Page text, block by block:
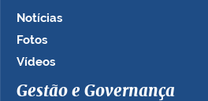
Notícias
Fotos
Vídeos
Gestão e Governança